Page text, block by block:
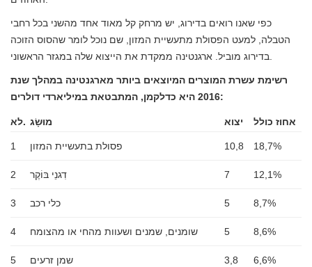
כפי שאנו רואים בדירוג, יש מרחק קל מאוד אחד מהשני בכל רחבי
הטבלה, למעט הפסולת מתעשיית המזון, שם נוכל לומר שהסוס הזוכה
רשימת עשרת המוצרים המיוצאים ביותר מארגנטינה במהלך שנת
2016 היא כדלקמן, המתבטאת במיליארדי דולרים:
לא. מוּשָׂג יצוא אחוז כולל
1 פסולת בתעשיית המזון 10,8 18,7%
2 דִגנֵי בּוֹקֶר 7 12,1%
3 כלי רכב 5 8,7%
4 שומנים, שמנים ושעוות מהחי או מהצומח 5 8,6%
5 שמן זרעים 3,8 6,6%